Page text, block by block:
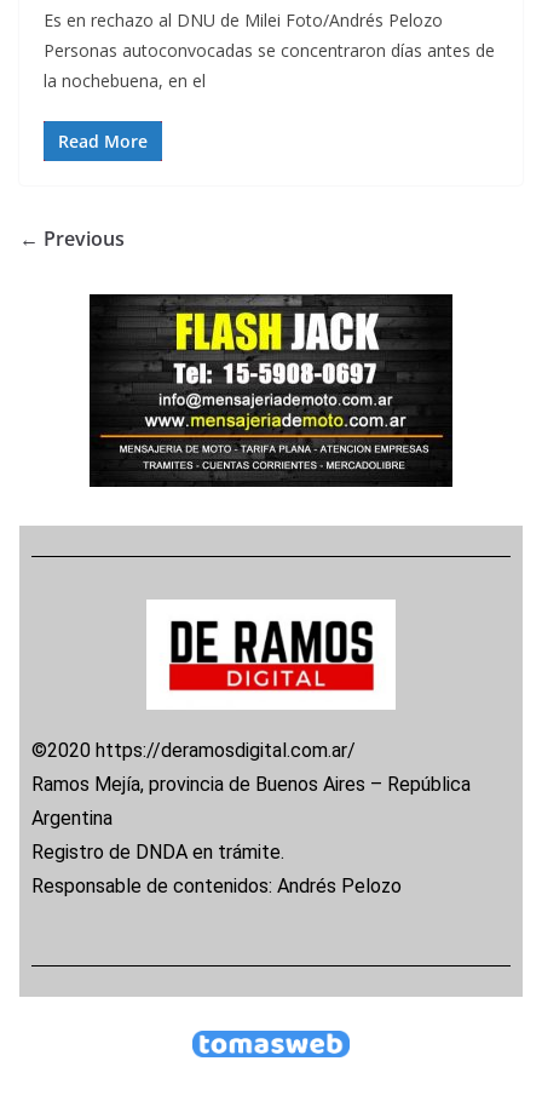
Es en rechazo al DNU de Milei Foto/Andrés Pelozo
Personas autoconvocadas se concentraron días antes de
la nochebuena, en el
Read More
← Previous
©2020 https://deramosdigital.com.ar/
Ramos Mejía, provincia de Buenos Aires – República
Argentina
Registro de DNDA en trámite.
Responsable de contenidos: Andrés Pelozo